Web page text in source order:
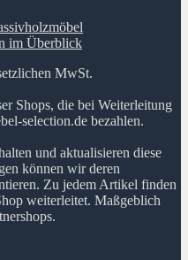
im Überblick
MwSt.
Shops, die bei Weiterleitung
selection.de bezahlen.
und aktualisieren diese
können wir deren
Zu jedem Artikel finden
weiterleitet. Maßgeblich